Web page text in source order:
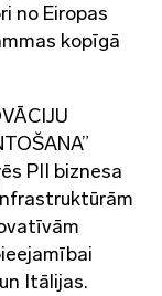
no Eiropas
kopīgā
PII biznesa
Itālijas.